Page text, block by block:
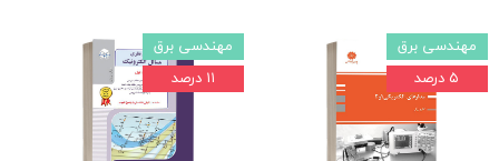
مهندسی برق
۵ درصد
مهندسی برق
۱۱ درصد